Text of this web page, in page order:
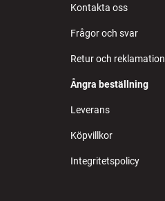
Kontakta oss
Frågor och svar
Retur och reklamation
Ångra beställning
Leverans
Köpvillkor
Integritetspolicy